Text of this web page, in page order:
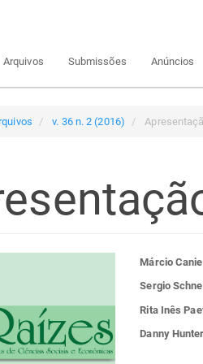
Arquivos Submissões Anúncios
v. 36 n. 2 (2016)
do
Márcio
Sergio
Rita Inês
Danny Hunter